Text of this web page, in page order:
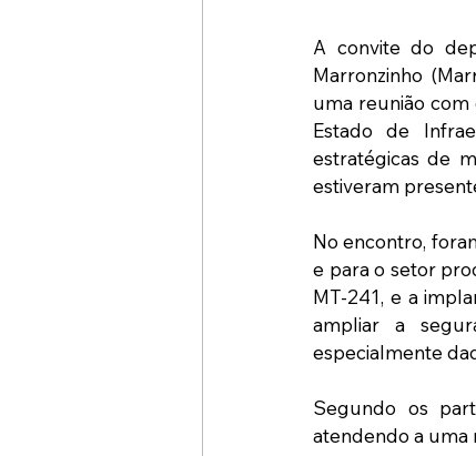
A convite do
Marronzinho
uma reunião com
Estado de
estratégicas de
estiveram
No encontro,
e para o setor
MT-241, e a
ampliar a
especialmente
Segundo os
atendendo a uma